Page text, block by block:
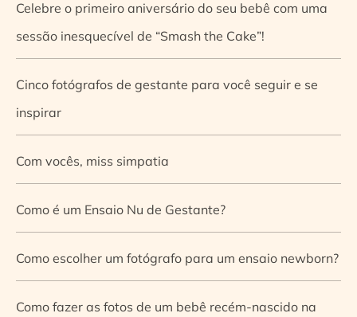
Celebre o primeiro aniversário do seu bebê com uma
sessão inesquecível de “Smash the Cake”!
Cinco fotógrafos de gestante para você seguir e se
inspirar
Com vocês, miss simpatia
Como é um Ensaio Nu de Gestante?
Como escolher um fotógrafo para um ensaio newborn?
Como fazer as fotos de um bebê recém-nascido na